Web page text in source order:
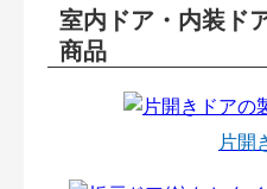
室内ドア・内装ド
商品
片開